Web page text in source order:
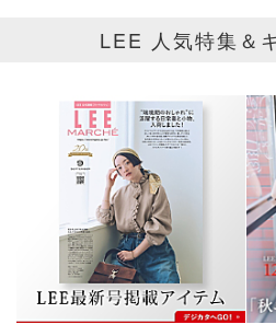
カテゴリ
掲載雑誌
LEE 人気特集＆